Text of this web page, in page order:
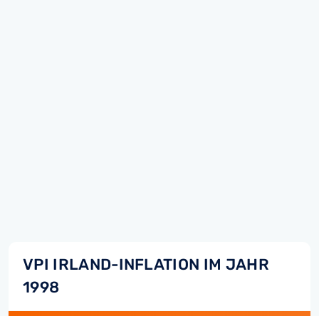
VPI IRLAND-INFLATION IM JAHR
1998